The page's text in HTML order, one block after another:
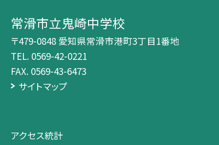
常滑市立鬼崎中学校
〒479-0848 愛知県常滑市港町3丁目1番地
TEL. 0569-42-0221
FAX. 0569-43-6473
サイトマップ
アクセス統計